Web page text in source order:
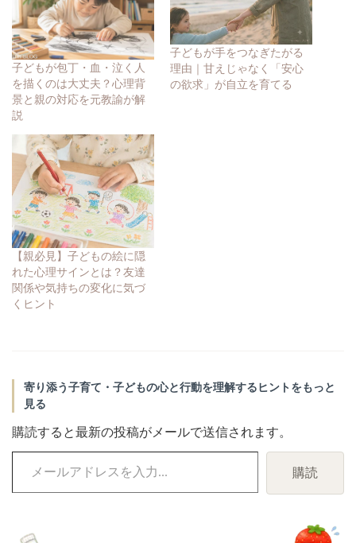
子どもが包丁・血・泣く人
を描くのは大丈夫？心理背
景と親の対応を元教諭が解
説
子どもが手をつなぎたがる
理由｜甘えじゃなく「安心
の欲求」が自立を育てる
【親必見】子どもの絵に隠
れた心理サインとは？友達
関係や気持ちの変化に気づ
くヒント
寄り添う子育て・子どもの心と行動を理解するヒントをもっと
見る
購読すると最新の投稿がメールで送信されます。
購読